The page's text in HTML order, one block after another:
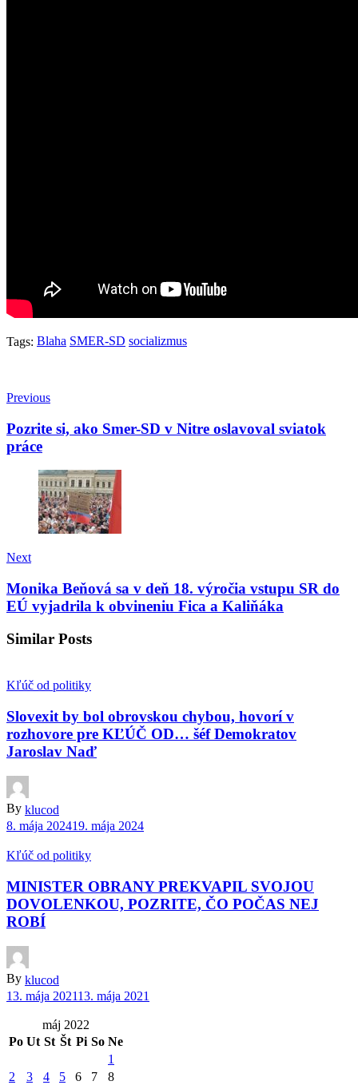
Tags: Blaha SMER-SD socializmus
Previous
Pozrite si, ako Smer-SD v Nitre oslavoval sviatok
práce
Next
Monika Beňová sa v deň 18. výročia vstupu SR do
EÚ vyjadrila k obvineniu Fica a Kaliňáka
Similar Posts
Kľúč od politiky
Slovexit by bol obrovskou chybou, hovorí v
rozhovore pre KĽÚČ OD… šéf Demokratov
Jaroslav Naď
By klucod
8. mája 202419. mája 2024
Kľúč od politiky
MINISTER OBRANY PREKVAPIL SVOJOU
DOVOLENKOU, POZRITE, ČO POČAS NEJ
ROBÍ
By klucod
13. mája 202113. mája 2021
máj 2022
Po Ut St Št Pi So Ne
1
2
3 4 5 6 7
8